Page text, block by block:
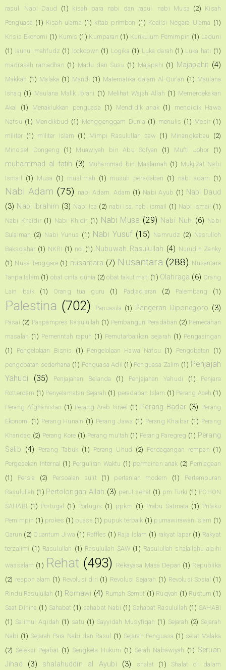
rasul. Nabi Daud
(1) kisah para nabi dan rasul. nabi Musa (2) Kisah
Penguasa (1) Kisah ulama (1) kitab primbon (1) Koalisi Negara Ulama (1)
Krisis Ekonomi (1) Kumis (1) Kumparan (1) Kurikulum Pemimpin (1) Laduni
(1) lauhul mahfudz (1) lockdown (1) Logika (1) Luka darah (1) Luka hati (1)
madrasah ramadhan (1) Madu dan Susu (1) Majapahi (1) Majapahit (4)
Makkah (1) Malaka (1) Mandi (1) Matematika dalam Al-Qur'an (1) Maulana
Ishaq (1) Maulana Malik Ibrahi (1) Melihat Wajah Allah (1) Memerdekakan
Akal
(1) Menaklukkan penguasa (1) Mendidik anak (1)
mendidik Hawa
Nafsu (1) Mendikbud (1) Menggenggam Dunia (1) menulis (1) Mesir (1)
militer (1) militer Islam (1) Mimpi Rasulullah saw (1) Minangkabau
(2)
Mindset Dongeng
(1) Muawiyah bin Abu Sofyan (1) Mufti Johor (1)
muhammad al fatih (3) Muhammad bin Maslamah (1) Mukjizat Nabi
Ismail
(1) Musa (1) muslimah (1) musuh peradaban (1) nabi adam (1)
Nabi Adam (75) nabi Adam. Adam (1) Nabi Ayub (1) Nabi Daud
(3) Nabi Ibrahim (3) Nabi Isa (2) nabi Isa. nabi ismail (1) Nabi Ismail (1)
Nabi Khaidir (1) Nabi Khidir (1) Nabi Musa (29) Nabi Nuh (6) Nabi
Sulaiman (2) Nabi Yunus (1) Nabi Yusuf (15) Namrudz (2) Nasrulloh
Baksolahar (1) NKRI (1) nol (1) Nubuwah Rasulullah (4) Nurudin Zanky
(1) Nusa Tenggara (1) nusantara (7) Nusantara (288) Nusantara
Tanpa Islam (1) obat cinta dunia (2) obat takut mati (1) Olahraga (6) Orang
Lain baik
(1) Orang tua guru (1) Padjadjaran (2) Palembang (1)
Palestina (702) Pancasila (1) Pangeran Diponegoro (3)
Pasai (2) Paspampres Rasulullah (1) Pembangun Peradaban (2) Pemecahan
masalah (1) Pemerintah rapuh (1) Pemutarbalikan sejarah (1) Pengasingan
(1)
Pengelolaan Bisnis (1) Pengelolaan Hawa Nafsu (1) Pengobatan
(1)
pengobatan sederhana (1) Penguasa Adil (1) Penguasa Zalim (1) Penjajah
Yahudi
(35) Penjajahan Belanda (1) Penjajahan Yahudi (1)
Penjara
Rotterdam (1) Penyelamatan Sejarah (1) peradaban Islam (1) Perang Aceh (1)
Perang Afghanistan (1) Perang Arab Israel (1) Perang Badar (3) Perang
Ekonomi (1) Perang Hunain (1) Perang Jawa (1) Perang Khaibar (1) Perang
Khandaq (2) Perang Kore (1) Perang mu'tah (1) Perang Paregreg (1) Perang
Salib (4) Perang Tabuk (1) Perang Uhud (2) Perdagangan rempah (1)
Pergesekan Internal (1) Perguliran Waktu (1) permainan anak (2) Perniagaan
(1)
Persia (2) Persoalan sulit (1) pertanian modern (1)
Pertempuran
Rasulullah (1) Pertolongan Allah (3) perut sehat (1) pm Turki (1) POHON
SAHABI (1) Portugal (1) Portugis (1) ppkm (1) Prabu Satmata (1) Prilaku
Pemimpin (1) prokes (1) puasa (1) pupuk terbaik (1) purnawirawan Islam (1)
Qarun (2) Quantum Jiwa (1) Raffles (1) Raja Islam (1) rakyat lapar (1) Rakyat
terzalimi (1) Rasulullah (1) Rasulullah SAW (1) Rasulullah shalallahu alaihi
wassalam (1) Rehat (493) Rekayasa Masa Depan (1) Republika
(2) respon alam (1) Revolusi diri (1) Revolusi Sejarah (1) Revolusi Sosial (1)
Rindu Rasulullah (1) Romawi (4) Rumah Semut (1) Ruqyah (1) Rustum (1)
Saat Dihina (1) Sahabat (1) sahabat Nabi (1) Sahabat Rasulullah (1) SAHABI
(1) Salimul Aqidah (1) satu (1) Sayyidah Musyfiqah (1) Sejarah (2) Sejarah
Nabi (1) Sejarah Para Nabi dan Rasul (1) Sejarah Penguasa (1) selat Malaka
(2) Seleksi Pejabat (1) Sengketa Hukum (1) Serah Nabawiyah (1) Seruan
Jihad
(3) shalahuddin al Ayubi (3) shalat (1) Shalat di dalam